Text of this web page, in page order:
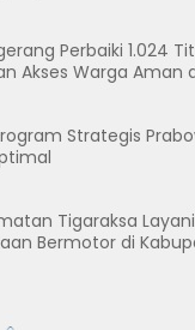
Perbaiki 1.024
Akses Warga Aman
Strategis
Tigaraksa
Bermotor di